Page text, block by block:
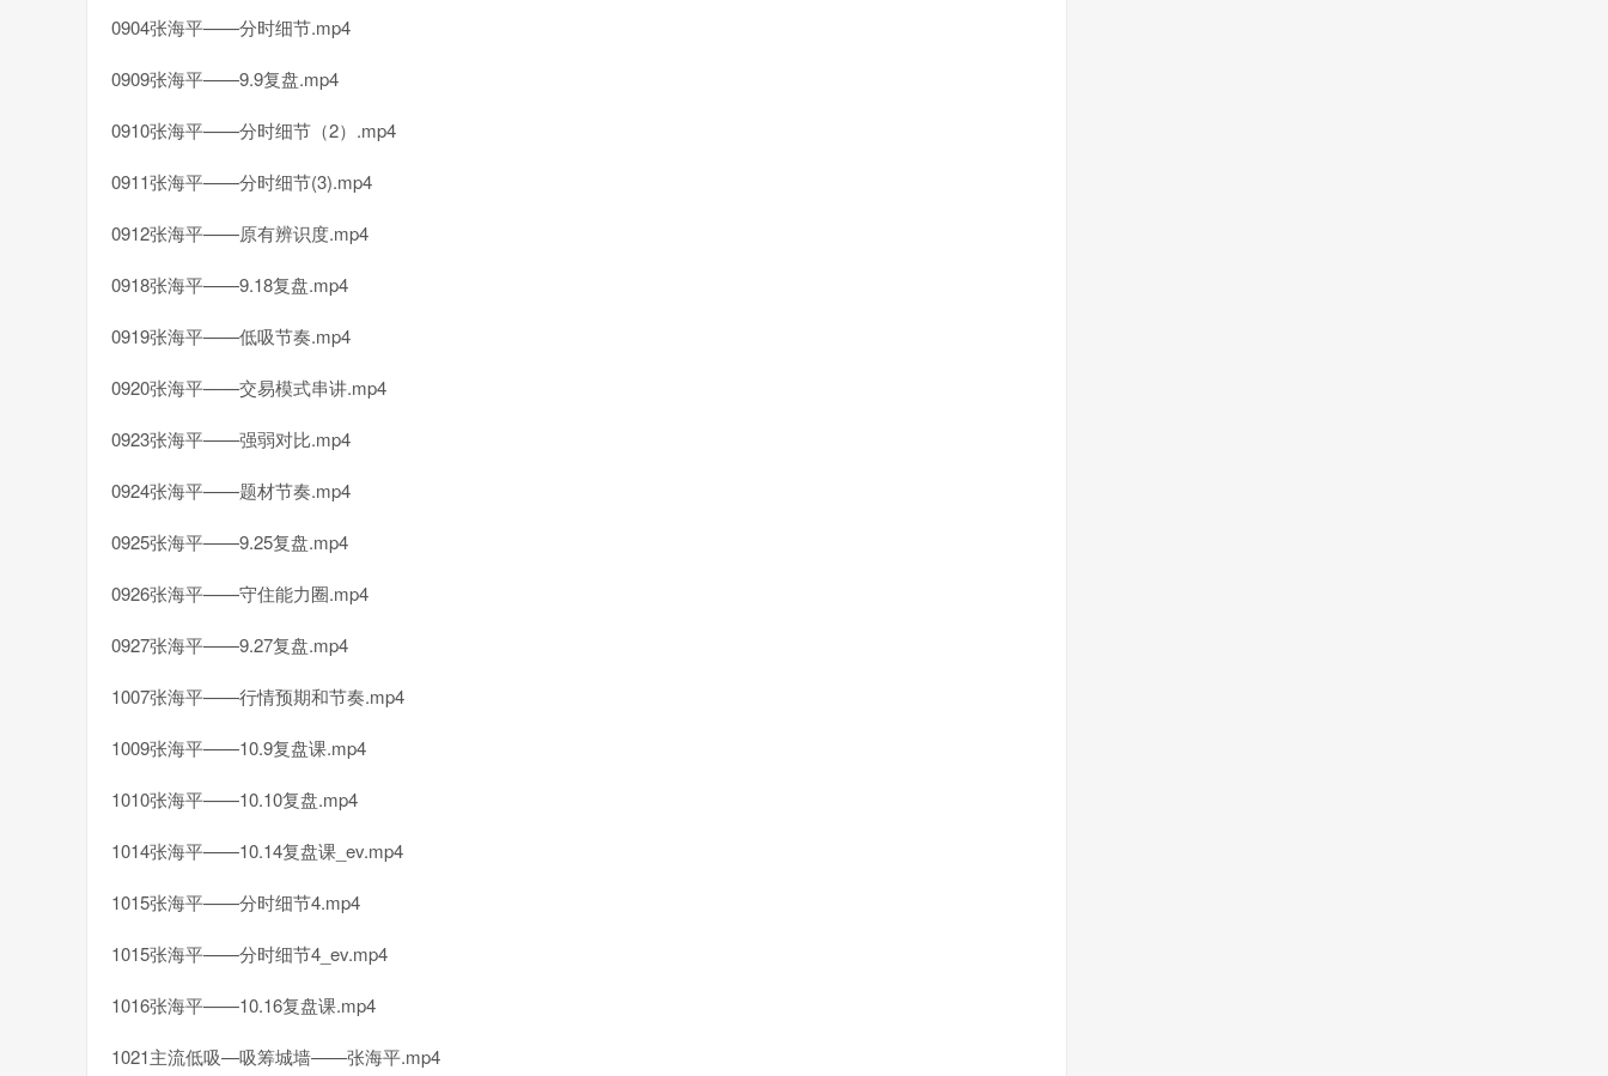
0904张海平——分时细节.mp4
0909张海平——9.9复盘.mp4
0910张海平——分时细节（2）.mp4
0911张海平——分时细节(3).mp4
0912张海平——原有辨识度.mp4
0918张海平——9.18复盘.mp4
0919张海平——低吸节奏.mp4
0920张海平——交易模式串讲.mp4
0923张海平——强弱对比.mp4
0924张海平——题材节奏.mp4
0925张海平——9.25复盘.mp4
0926张海平——守住能力圈.mp4
0927张海平——9.27复盘.mp4
1007张海平——行情预期和节奏.mp4
1009张海平——10.9复盘课.mp4
1010张海平——10.10复盘.mp4
1014张海平——10.14复盘课_ev.mp4
1015张海平——分时细节4.mp4
1015张海平——分时细节4_ev.mp4
1016张海平——10.16复盘课.mp4
1021主流低吸—吸筹城墙——张海平.mp4